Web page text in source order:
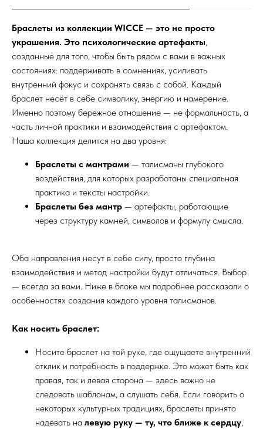
Браслеты из коллекции WICCE — это не просто
украшения. Это психологические артефакты,
созданные для того, чтобы быть рядом с вами в важных
состояниях: поддерживать в сомнениях, усиливать
внутренний фокус и сохранять связь с собой. Каждый
браслет несёт в себе символику, энергию и намерение.
Именно поэтому бережное отношение — не формальность, а
часть личной практики и взаимодействия с артефактом.
Наша коллекция делится на два уровня:
Браслеты с мантрами — талисманы глубокого
воздействия, для которых разработаны специальная
практика и тексты настройки.
Браслеты без мантр — артефакты, работающие
через структуру камней, символов и формулу смысла.
Оба направления несут в себе силу, просто глубина
взаимодействия и метод настройки будут отличаться. Выбор
— всегда за вами. Ниже в блоке мы подробнее рассказали о
особенностях создания каждого уровня талисманов.
Как носить браслет:
Носите браслет на той руке, где ощущаете внутренний
отклик и потребность в поддержке. Это может быть как
правая, так и левая сторона — здесь важно не
следовать шаблонам, а слушать себя. Если говорить о
некоторых культурных традициях, браслеты принято
надевать на левую руку — ту, что ближе к сердцу,